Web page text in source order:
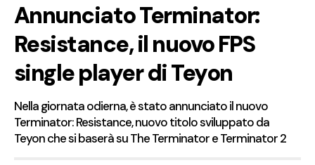
Annunciato Terminator:
Resistance, il nuovo FPS
single player di Teyon
Nella giornata odierna, è stato annunciato il nuovo
Terminator: Resistance, nuovo titolo sviluppato da
Teyon che si baserà su The Terminator e Terminator 2